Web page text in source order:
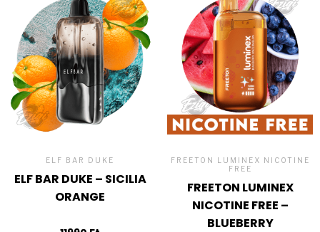
ELF BAR DUKE
ELF BAR DUKE – SICILIA
ORANGE
FREETON LUMINEX NICOTINE
FREE
FREETON LUMINEX
NICOTINE FREE –
BLUEBERRY